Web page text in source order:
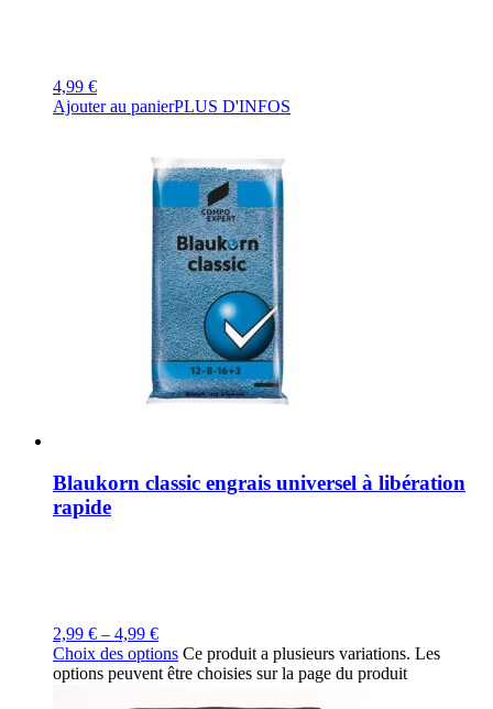
4,99 €
Ajouter au panierPLUS D'INFOS
Blaukorn classic engrais universel à libération
rapide
2,99 € – 4,99 €
Choix des options Ce produit a plusieurs variations. Les
options peuvent être choisies sur la page du produit